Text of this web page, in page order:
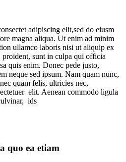
adipiscing elit,sed do eiusm
magna aliqua. Ut enim ad minim
ullamco laboris nisi ut aliquip ex
proident, sunt in culpa qui officia
quis enim. Donec pede justo,
neque sed ipsum. Nam quam nunc,
quam felis, ultricies nec,
elit. Aenean commodo ligula
ids
quo ea etiam